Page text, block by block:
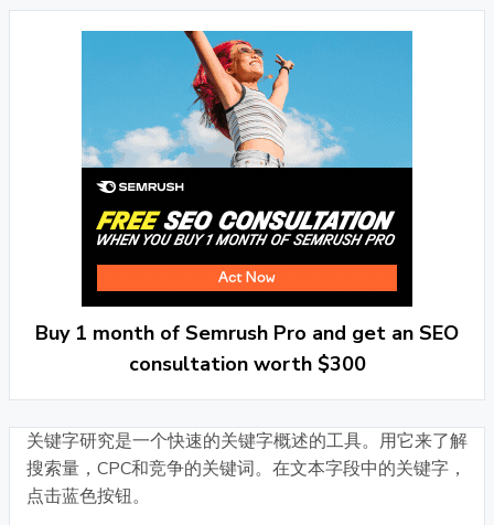
Buy 1 month of Semrush Pro and get an SEO
consultation worth $300
关键字研究是一个快速的关键字概述的工具。用它来了解
搜索量，CPC和竞争的关键词。在文本字段中的关键字，
点击蓝色按钮。